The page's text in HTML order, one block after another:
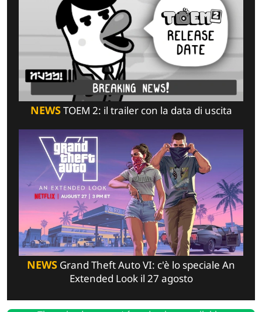
NEWSTOEM 2: il trailer con la data di uscita
NEWS Grand Theft Auto VI: c'è lo speciale An
Extended Look il 27 agosto